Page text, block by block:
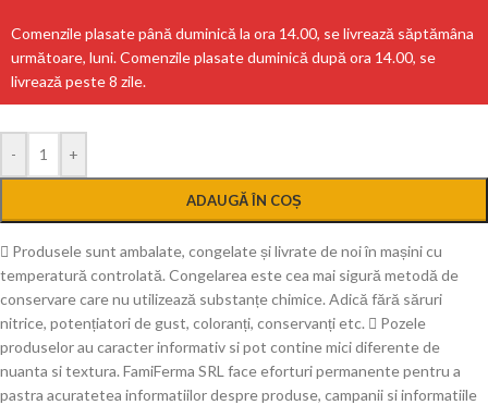
Comenzile plasate până duminică la ora 14.00, se livrează săptămâna
următoare, luni. Comenzile plasate duminică după ora 14.00, se
livrează peste 8 zile.
- +
ADAUGĂ ÎN COȘ
Produsele sunt ambalate, congelate și livrate de noi în mașini cu
temperatură controlată. Congelarea este cea mai sigură metodă de
conservare care nu utilizează substanțe chimice. Adică fără săruri
nitrice, potențiatori de gust, coloranți, conservanți etc.
Pozele
produselor au caracter informativ si pot contine mici diferente de
nuanta si textura. FamiFerma SRL face eforturi permanente pentru a
pastra acuratetea informatiilor despre produse, campanii si informatiile